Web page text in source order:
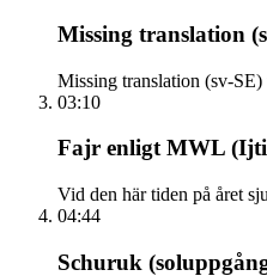
Missing translation
Missing translation (sv-
03:10
Fajr enligt MWL
Vid den här tiden på året
04:44
Schuruk